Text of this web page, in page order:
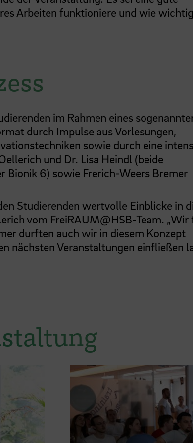
Arbeiten funktioniere und wie
im Rahmen eines
durch Impulse aus Vorlesungen,
sowie durch eine
und Dr. Lisa Heindl (beide
Bionik 6) sowie Frerich-Weers Bremer
Studierenden wertvolle Einblicke in
vom FreiRAUM@HSB-Team. „Wir
durften auch wir in diesem Konzept
nächsten Veranstaltungen einfließen